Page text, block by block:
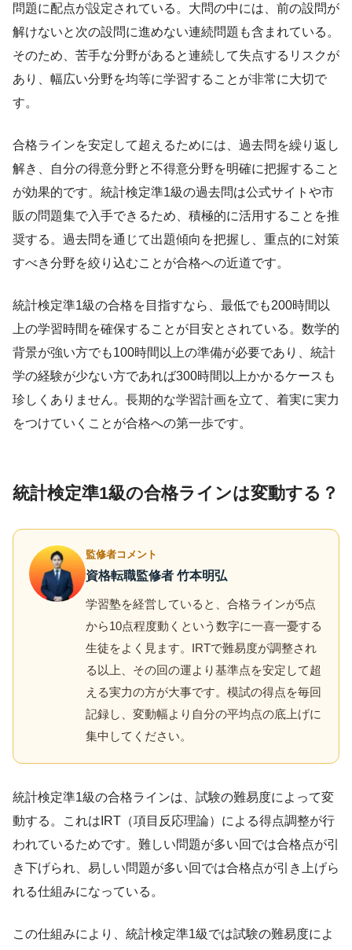
問題に配点が設定されている。大問の中には、前の設問が
解けないと次の設問に進めない連続問題も含まれている。
そのため、苦手な分野があると連続して失点するリスクが
あり、幅広い分野を均等に学習することが非常に大切で
す。
合格ラインを安定して超えるためには、過去問を繰り返し
解き、自分の得意分野と不得意分野を明確に把握すること
が効果的です。統計検定準1級の過去問は公式サイトや市
販の問題集で入手できるため、積極的に活用することを推
奨する。過去問を通じて出題傾向を把握し、重点的に対策
すべき分野を絞り込むことが合格への近道です。
統計検定準1級の合格を目指すなら、最低でも200時間以
上の学習時間を確保することが目安とされている。数学的
背景が強い方でも100時間以上の準備が必要であり、統計
学の経験が少ない方であれば300時間以上かかるケースも
珍しくありません。長期的な学習計画を立て、着実に実力
をつけていくことが合格への第一歩です。
統計検定準1級の合格ラインは変動する？
監修者コメント
資格転職監修者 竹本明弘
学習塾を経営していると、合格ラインが5点
から10点程度動くという数字に一喜一憂する
生徒をよく見ます。IRTで難易度が調整され
る以上、その回の運より基準点を安定して超
える実力の方が大事です。模試の得点を毎回
記録し、変動幅より自分の平均点の底上げに
集中してください。
統計検定準1級の合格ラインは、試験の難易度によって変
動する。これはIRT（項目反応理論）による得点調整が行
われているためです。難しい問題が多い回では合格点が引
き下げられ、易しい問題が多い回では合格点が引き上げら
れる仕組みになっている。
この仕組みにより、統計検定準1級では試験の難易度によ